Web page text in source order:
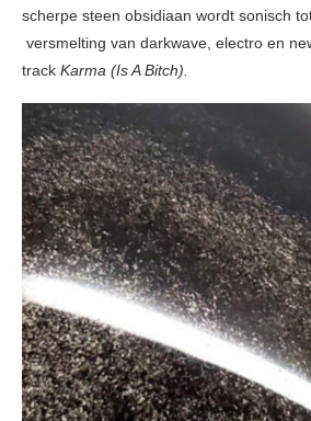
scherpe steen obsidiaan wordt sonisch
versmelting van darkwave, electro en
track Karma (Is A Bitch).